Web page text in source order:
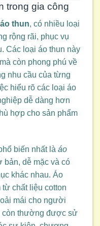
trong gia công
thun, có nhiều loại
rộng rãi, phục vụ
Các loại áo thun này
còn phong phú về
nhu cầu của từng
hiểu rõ các loại áo
dễ dàng hơn
hợp cho sản phẩm
biến nhất là áo
bản, dễ mặc và có
khác nhau. Áo
chất liệu cotton
mái cho người
còn thường được sử